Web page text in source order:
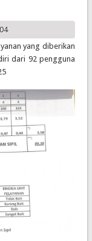
yang diberikan
dari 92 pengguna